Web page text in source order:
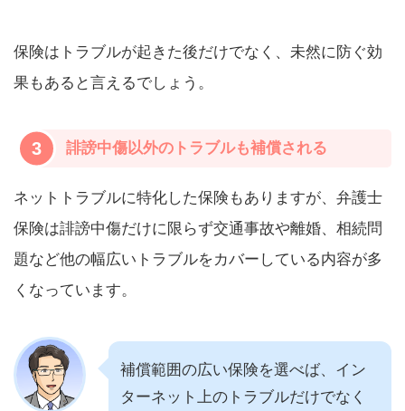
保険はトラブルが起きた後だけでなく、未然に防ぐ効
果もあると言えるでしょう。
3 誹謗中傷以外のトラブルも補償される
ネットトラブルに特化した保険もありますが、弁護士
保険は誹謗中傷だけに限らず交通事故や離婚、相続問
題など他の幅広いトラブルをカバーしている内容が多
くなっています。
補償範囲の広い保険を選べば、イン
ターネット上のトラブルだけでなく